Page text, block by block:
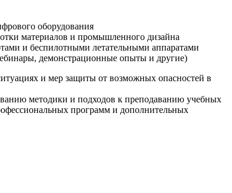
оборудования
материалов и промышленного дизайна
и беспилотными летательными аппаратами
демонстрационные опыты и другие)
и мер защиты от возможных опасностей в
методики и подходов к преподаванию учебных
программ и дополнительных